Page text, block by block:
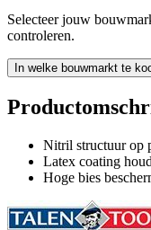
Selecteer jouw
controleren.
In welke bouwmarkt te
Nitril structuur op
Latex coating
Hoge bies